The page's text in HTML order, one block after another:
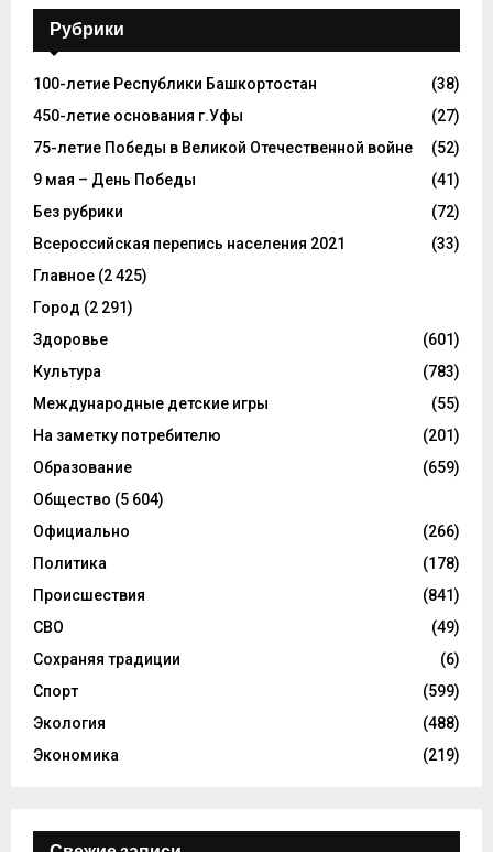
Рубрики
100-летие Республики Башкортостан
(38)
450-летие основания г.Уфы
(27)
75-летие Победы в Великой Отечественной войне
(52)
9 мая – День Победы
(41)
Без рубрики
(72)
Всероссийская перепись населения 2021
(33)
Главное (2 425)
Город (2 291)
Здоровье
(601)
Культура
(783)
Международные детские игры
(55)
На заметку потребителю
(201)
Образование
(659)
Общество (5 604)
Официально
(266)
Политика
(178)
Происшествия
(841)
СВО
(49)
Сохраняя традиции
(6)
Спорт
(599)
Экология
(488)
Экономика
(219)